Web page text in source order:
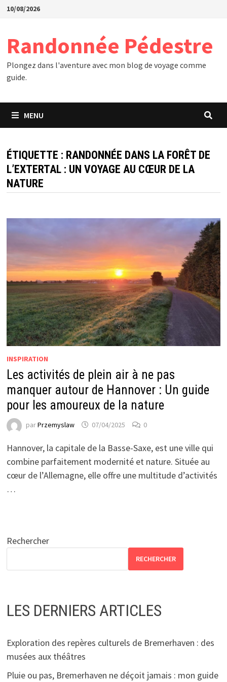
Passer
10/08/2026
Randonnée Pédestre
Plongez dans l'aventure avec mon blog de voyage comme
guide.
MENU
ÉTIQUETTE : RANDONNÉE DANS LA FORÊT DE
L’EXTERTAL : UN VOYAGE AU CŒUR DE LA
NATURE
INSPIRATION
Les activités de plein air à ne pas
manquer autour de Hannover : Un guide
pour les amoureux de la nature
parPrzemyslaw 07/04/2025 0
Hannover, la capitale de la Basse-Saxe, est une ville qui
combine parfaitement modernité et nature. Située au
cœur de l’Allemagne, elle offre une multitude d’activités
…
Rechercher
RECHERCHER
LES DERNIERS ARTICLES
Exploration des repères culturels de Bremerhaven : des
musées aux théâtres
Pluie ou pas, Bremerhaven ne déçoit jamais : mon guide